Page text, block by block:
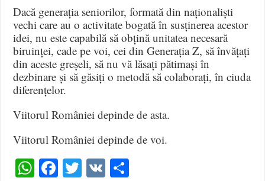
Dacă generația seniorilor, formată din naționaliști
vechi care au o activitate bogată în susținerea acestor
idei, nu este capabilă să obțină unitatea necesară
biruinței, cade pe voi, cei din Generația Z, să învățați
din aceste greșeli, să nu vă lăsați pătimași în
dezbinare și să găsiți o metodă să colaborați, în ciuda
diferențelor.
Viitorul României depinde de asta.
Viitorul României depinde de voi.
WhatsApp
Facebook
Twitter
VK